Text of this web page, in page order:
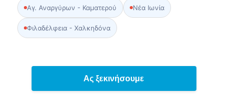
Αγ. Αναργύρων - Καματερού Νέα Ιωνία
Φιλαδέλφεια - Χαλκηδόνα
Ας ξεκινήσουμε